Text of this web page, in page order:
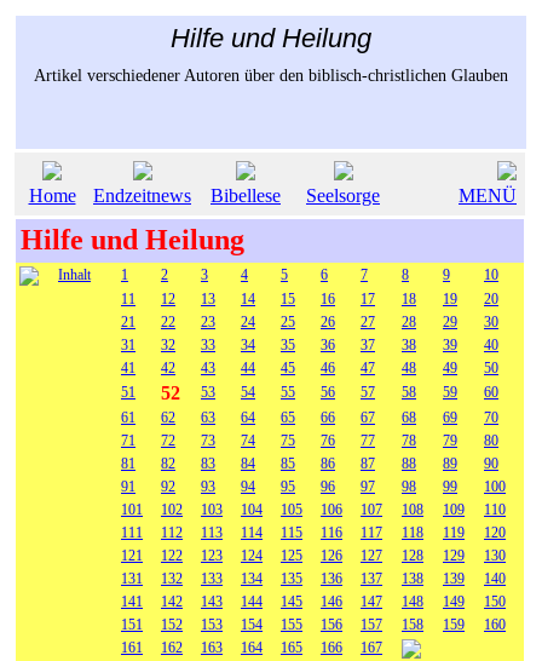
Hilfe und Heilung
Artikel verschiedener Autoren über den biblisch-christlichen Glauben
Home Endzeitnews Bibellese Seelsorge MENÜ
Hilfe und Heilung
Inhalt 1 2 3 4 5 6 7 8 9
10
11
12 13 14 15 16 17 18 19
20
21
22 23 24 25 26 27 28 29
30
31
32 33 34 35 36 37 38 39
40
41
42 43 44 45 46 47 48 49
50
51
52 53 54 55 56 57 58 59
60
61
62 63 64 65 66 67 68 69
70
71
72 73 74 75 76 77 78 79
80
81
82 83 84 85 86 87 88 89
90
91
92 93 94 95 96 97 98 99
100
101
102 103 104 105 106 107 108 109
110
111
112 113 114 115 116 117 118 119
120
121
122 123 124 125 126 127 128 129
130
131
132 133 134 135 136 137 138 139
140
141
142 143 144 145 146 147 148 149
150
151
152 153 154 155 156 157 158 159
160
161
162 163 164 165 166 167